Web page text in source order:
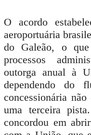
O acordo
aeroportuária
do Galeão, o
processos
outorga anual à
dependendo do
concessionária
uma terceira
concordou em